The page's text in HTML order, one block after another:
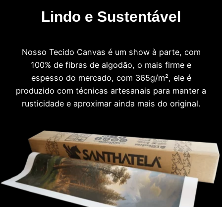
Lindo e Sustentável
Nosso Tecido Canvas é um show à parte, com
100% de fibras de algodão, o mais firme e
espesso do mercado, com 365g/m², ele é
produzido com técnicas artesanais para manter a
rusticidade e aproximar ainda mais do original.